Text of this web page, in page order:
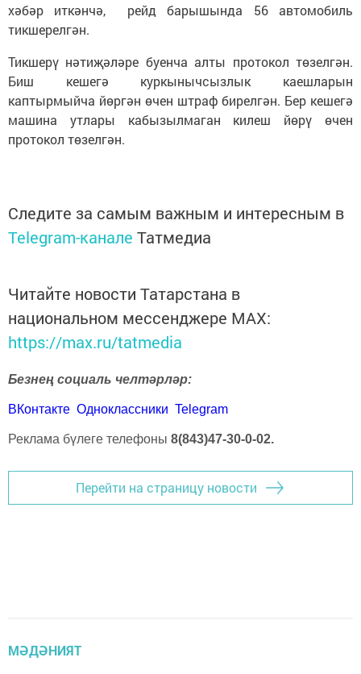
хәбәр иткәнчә, рейд барышында 56 автомобиль
тикшерелгән.
Тикшерү нәтиҗәләре буенча алты протокол төзелгән.
Биш кешегә куркынычсызлык каешларын
каптырмыйча йөргән өчен штраф бирелгән. Бер кешегә
машина утлары кабызылмаган килеш йөрү өчен
протокол төзелгән.
Следите за самым важным и интересным в
Telegram-канале Татмедиа
Читайте новости Татарстана в
национальном мессенджере MАХ:
https://max.ru/tatmedia
Безнең социаль челтәрләр:
ВКонтакте Одноклассники Telegram
Реклама бүлеге телефоны 8(843)47-30-0-02.
Перейти на страницу новости
МӘДӘНИЯТ